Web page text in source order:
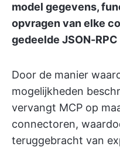
model gegevens,
opvragen van elke
gedeelde JSON-
Door de manier
mogelijkheden
vervangt MCP op
connectoren,
teruggebracht van